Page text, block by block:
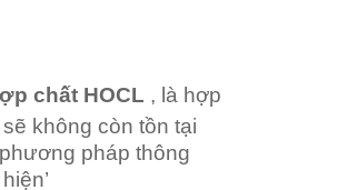
chất HOCL , là hợp
không còn tồn tại
pháp thông
hiện’